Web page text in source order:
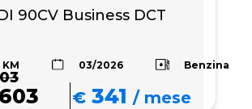
90CV Business DCT
KM 03/2026 Benzina
€ 341 /mese